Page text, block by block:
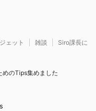
ェット 雑談
Siro課長に
めのTips集めました